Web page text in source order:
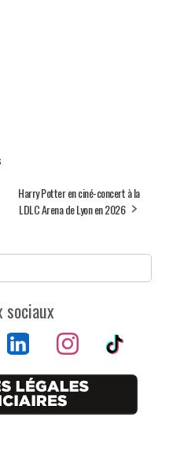
Harry Potter en ciné-concert à la
LDLC Arena de Lyon en 2026
sociaux